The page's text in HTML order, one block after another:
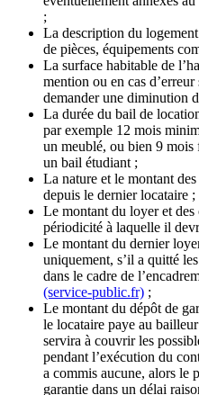
;
La description du
de pièces, équipements
La surface habitable de
mention ou en cas
demander une diminution
La durée du bail de
par exemple 12 mois
un meublé, ou bien 9
un bail étudiant ;
La nature et le montant
depuis le dernier locataire ;
Le montant du loyer et des
périodicité à laquelle il
Le montant du dernier
uniquement, s’il a quitté
dans le cadre de
(service-public.fr) ;
Le montant du dépôt de
le locataire paye au
servira à couvrir les
pendant l’exécution du
a commis aucune, alors le
garantie dans un délai